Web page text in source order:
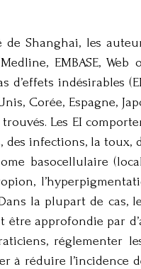
Shanghai, les
EMBASE, Web
d’effets indésirables
Corée, Espagne,
Les EI
infections, la toux,
basocellulaire
la plupart de cas,
approfondie par
réglementer
à réduire l’incidence